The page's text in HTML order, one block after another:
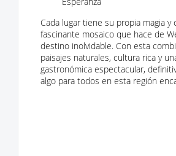
Cada lugar tiene su propia magia y
fascinante mosaico que hace de
destino inolvidable. Con esta
paisajes naturales, cultura rica y
gastronómica espectacular,
algo para todos en esta región